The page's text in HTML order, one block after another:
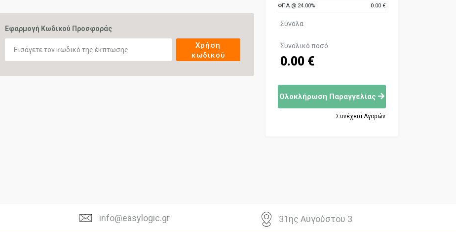
Εφαρμογή Κωδικού Προσφοράς
Χρήση
κωδικού
ΦΠΑ @ 24.00% 0.00 €
Σύνολα
0.00 €
Συνολικό ποσό
Ολοκλήρωση Παραγγελίας
Συνέχεια Αγορών
info@easylogic.gr 31ης Αυγούστου 3